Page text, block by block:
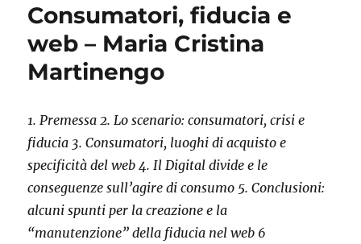
Consumatori, fiducia e
web – Maria Cristina
Martinengo
1. Premessa 2. Lo scenario: consumatori, crisi e
fiducia 3. Consumatori, luoghi di acquisto e
specificità del web 4. Il Digital divide e le
conseguenze sull’agire di consumo 5. Conclusioni:
alcuni spunti per la creazione e la
“manutenzione” della fiducia nel web 6